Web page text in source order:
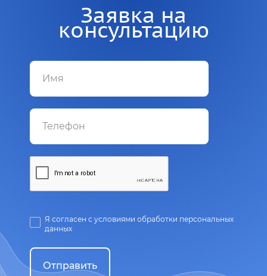
Заявка на
консультацию
Я согласен с условиями обработки персональных
данных
Отправить